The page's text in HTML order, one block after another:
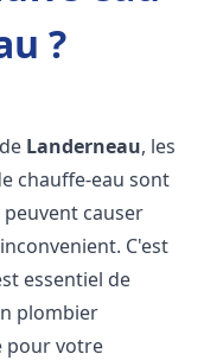
?
Landerneau, les
chauffe-eau sont
causer
C'est
essentiel de
plombier
pour votre